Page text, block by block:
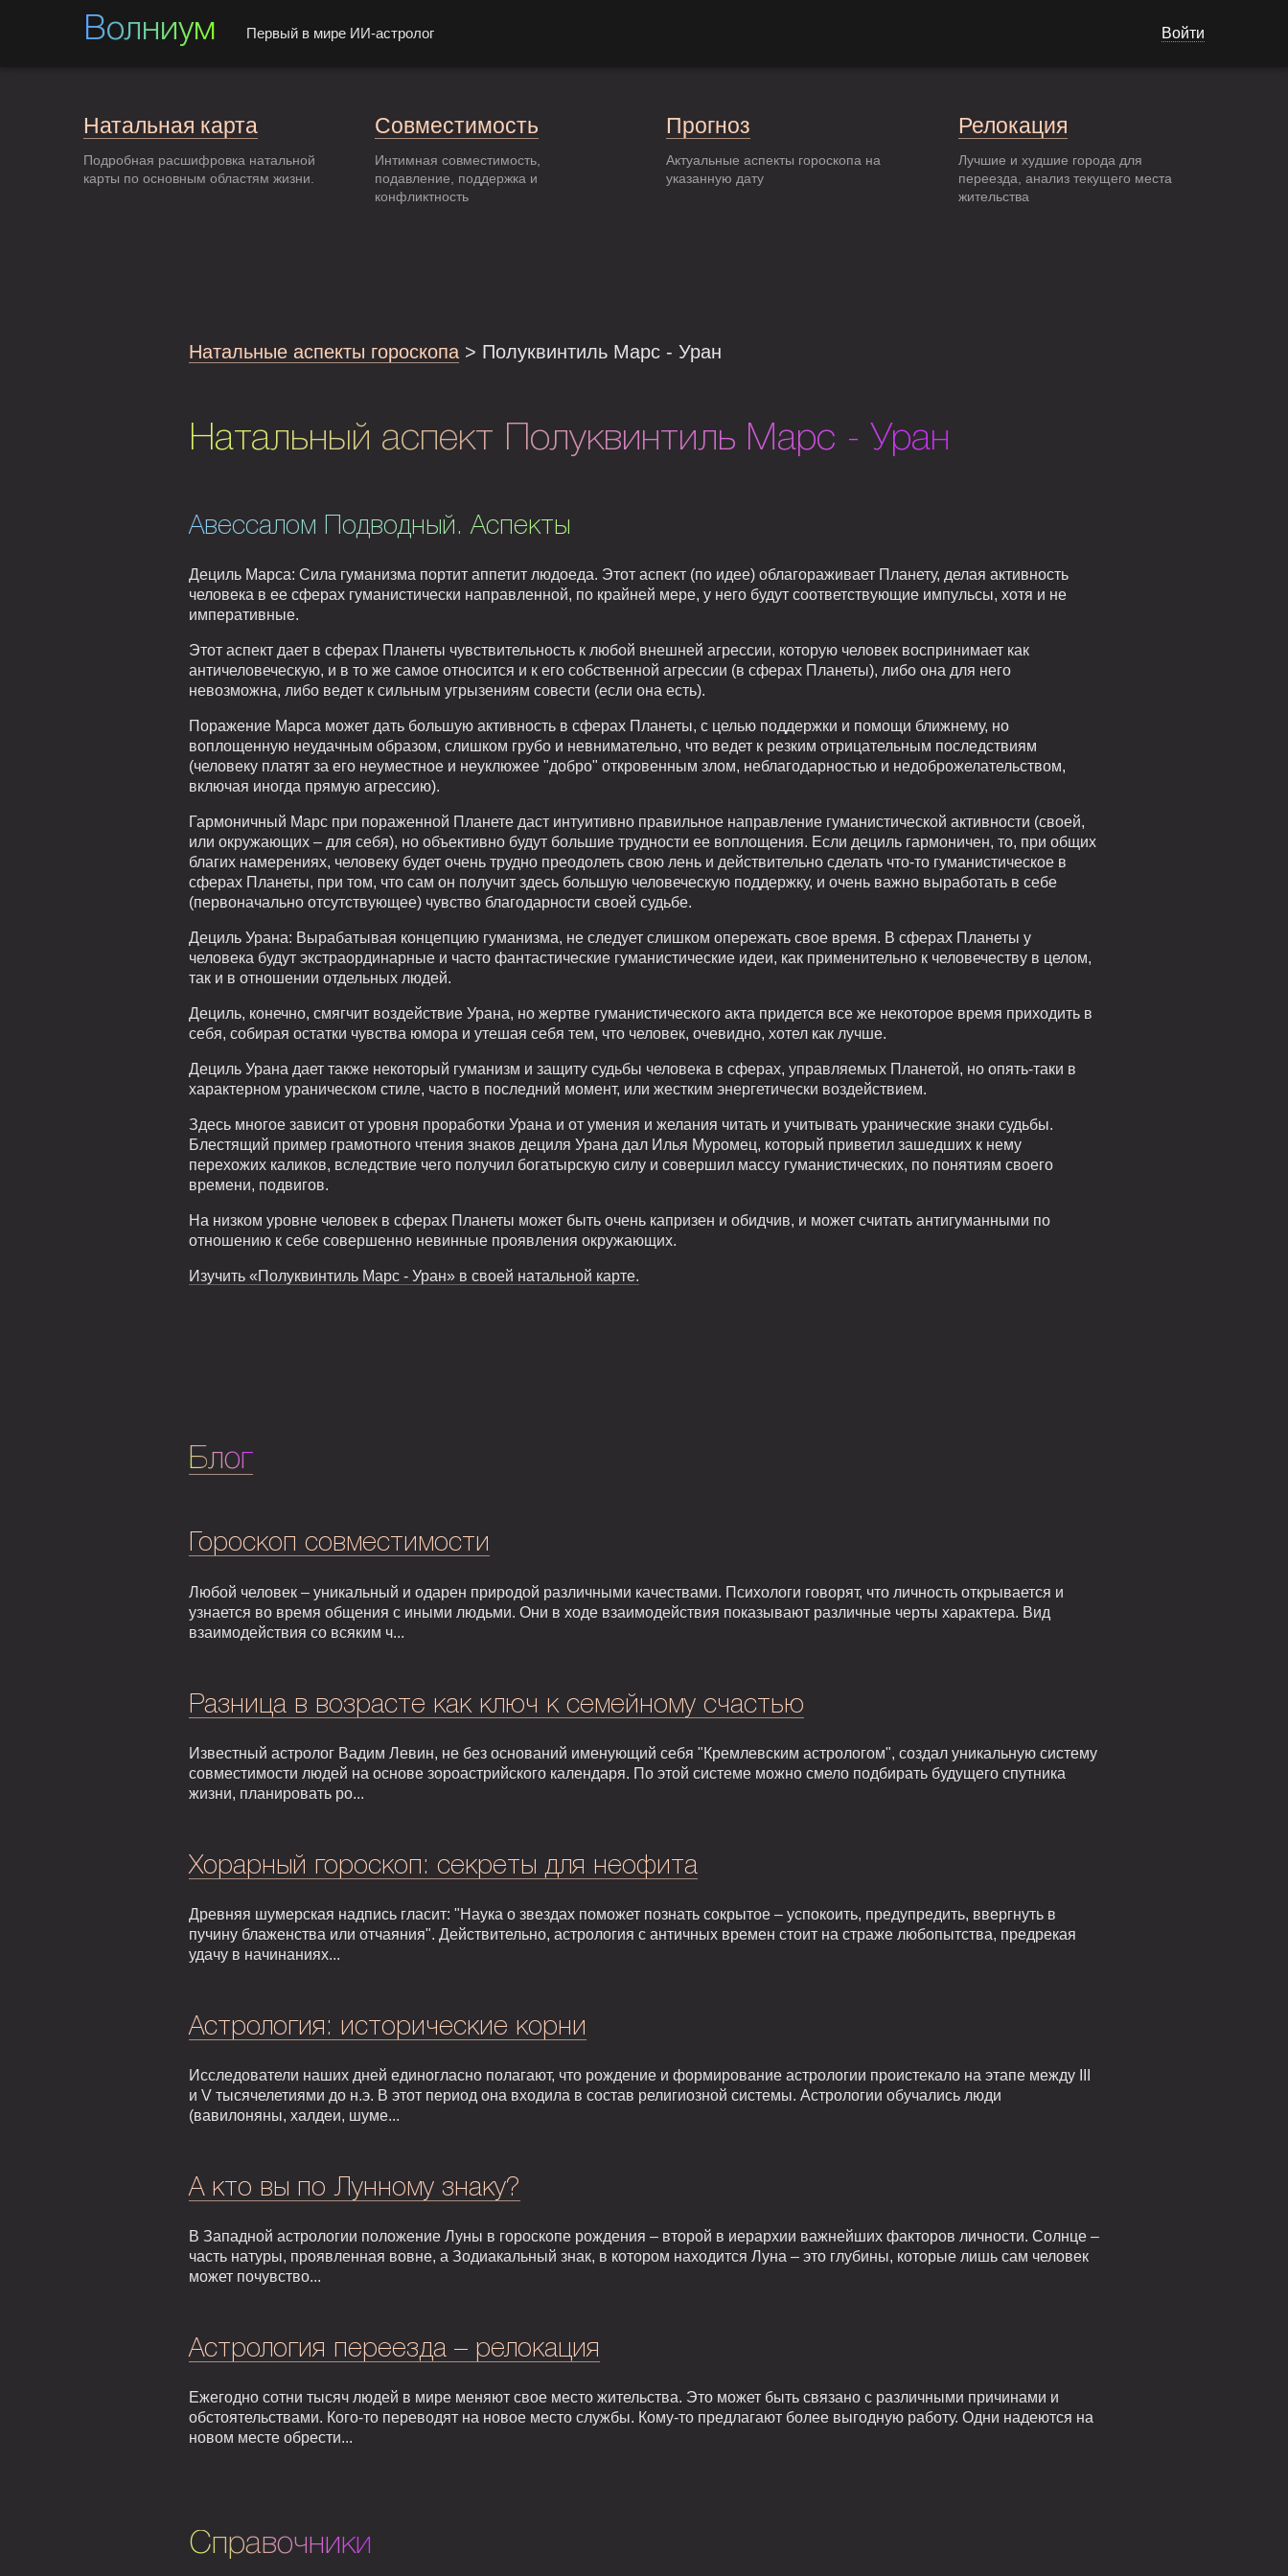
Волниум Первый в мире ИИ-астролог Войти
Натальная карта
Подробная расшифровка натальной
карты по основным областям жизни.
Совместимость
Интимная совместимость,
подавление, поддержка и
конфликтность
Прогноз
Актуальные аспекты гороскопа на
указанную дату
Релокация
Лучшие и худшие города для
переезда, анализ текущего места
жительства
Натальные аспекты гороскопа > Полуквинтиль Марс - Уран
Натальный аспект Полуквинтиль Марс - Уран
Авессалом Подводный. Аспекты
Дециль Марса: Сила гуманизма портит аппетит людоеда. Этот аспект (по идее) облагораживает Планету, делая активность
человека в ее сферах гуманистически направленной, по крайней мере, у него будут соответствующие импульсы, хотя и не
императивные.
Этот аспект дает в сферах Планеты чувствительность к любой внешней агрессии, которую человек воспринимает как
античеловеческую, и в то же самое относится и к его собственной агрессии (в сферах Планеты), либо она для него
невозможна, либо ведет к сильным угрызениям совести (если она есть).
Поражение Марса может дать большую активность в сферах Планеты, с целью поддержки и помощи ближнему, но
воплощенную неудачным образом, слишком грубо и невнимательно, что ведет к резким отрицательным последствиям
(человеку платят за его неуместное и неуклюжее "добро" откровенным злом, неблагодарностью и недоброжелательством,
включая иногда прямую агрессию).
Гармоничный Марс при пораженной Планете даст интуитивно правильное направление гуманистической активности (своей,
или окружающих – для себя), но объективно будут большие трудности ее воплощения. Если дециль гармоничен, то, при общих
благих намерениях, человеку будет очень трудно преодолеть свою лень и действительно сделать что-то гуманистическое в
сферах Планеты, при том, что сам он получит здесь большую человеческую поддержку, и очень важно выработать в себе
(первоначально отсутствующее) чувство благодарности своей судьбе.
Дециль Урана: Вырабатывая концепцию гуманизма, не следует слишком опережать свое время. В сферах Планеты у
человека будут экстраординарные и часто фантастические гуманистические идеи, как применительно к человечеству в целом,
так и в отношении отдельных людей.
Дециль, конечно, смягчит воздействие Урана, но жертве гуманистического акта придется все же некоторое время приходить в
себя, собирая остатки чувства юмора и утешая себя тем, что человек, очевидно, хотел как лучше.
Дециль Урана дает также некоторый гуманизм и защиту судьбы человека в сферах, управляемых Планетой, но опять-таки в
характерном ураническом стиле, часто в последний момент, или жестким энергетически воздействием.
Здесь многое зависит от уровня проработки Урана и от умения и желания читать и учитывать уранические знаки судьбы.
Блестящий пример грамотного чтения знаков дециля Урана дал Илья Муромец, который приветил зашедших к нему
перехожих каликов, вследствие чего получил богатырскую силу и совершил массу гуманистических, по понятиям своего
времени, подвигов.
На низком уровне человек в сферах Планеты может быть очень капризен и обидчив, и может считать антигуманными по
отношению к себе совершенно невинные проявления окружающих.
Изучить «Полуквинтиль Марс - Уран» в своей натальной карте.
Блог
Гороскоп совместимости
Любой человек – уникальный и одарен природой различными качествами. Психологи говорят, что личность открывается и
узнается во время общения с иными людьми. Они в ходе взаимодействия показывают различные черты характера. Вид
взаимодействия со всяким ч...
Разница в возрасте как ключ к семейному счастью
Известный астролог Вадим Левин, не без оснований именующий себя "Кремлевским астрологом", создал уникальную систему
совместимости людей на основе зороастрийского календаря. По этой системе можно смело подбирать будущего спутника
жизни, планировать ро...
Хорарный гороскоп: секреты для неофита
Древняя шумерская надпись гласит: "Наука о звездах поможет познать сокрытое – успокоить, предупредить, ввергнуть в
пучину блаженства или отчаяния". Действительно, астрология с античных времен стоит на страже любопытства, предрекая
удачу в начинаниях...
Астрология: исторические корни
Исследователи наших дней единогласно полагают, что рождение и формирование астрологии проистекало на этапе между III
и V тысячелетиями до н.э. В этот период она входила в состав религиозной системы. Астрологии обучались люди
(вавилоняны, халдеи, шуме...
А кто вы по Лунному знаку?
В Западной астрологии положение Луны в гороскопе рождения – второй в иерархии важнейших факторов личности. Солнце –
часть натуры, проявленная вовне, а Зодиакальный знак, в котором находится Луна – это глубины, которые лишь сам человек
может почувство...
Астрология переезда – релокация
Ежегодно сотни тысяч людей в мире меняют свое место жительства. Это может быть связано с различными причинами и
обстоятельствами. Кого-то переводят на новое место службы. Кому-то предлагают более выгодную работу. Одни надеются на
новом месте обрести...
Справочники